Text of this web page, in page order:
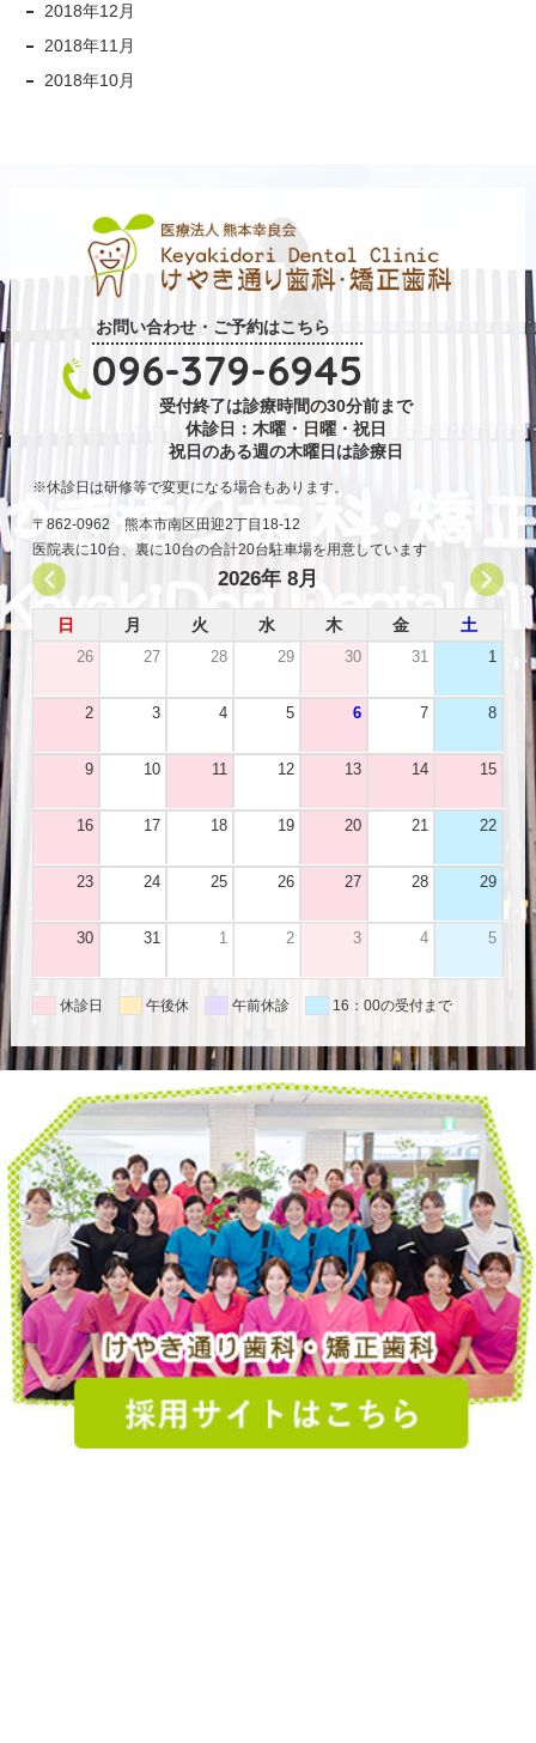
2018年12月
2018年11月
2018年10月
お問い合わせ・ご予約はこちら
096-379-6945
受付終了は診療時間の30分前まで
休診日：木曜・日曜・祝日
祝日のある週の木曜日は診療日
休診日は研修等で変更になる場合もあります。
〒862-0962 熊本市南区田迎2丁目18-12
医院表に10台、裏に10台の合計20台駐車場を用意しています
2026年 8月
日 月 火 水 木 金 土
26 27 28 29 30 31 1
2 3 4 5 6 7 8
9 10 11 12 13 14 15
16 17 18 19 20 21 22
23 24 25 26 27 28 29
30 31 1 2 3 4 5
休診日 午後休 午前休診 16：00の受付まで